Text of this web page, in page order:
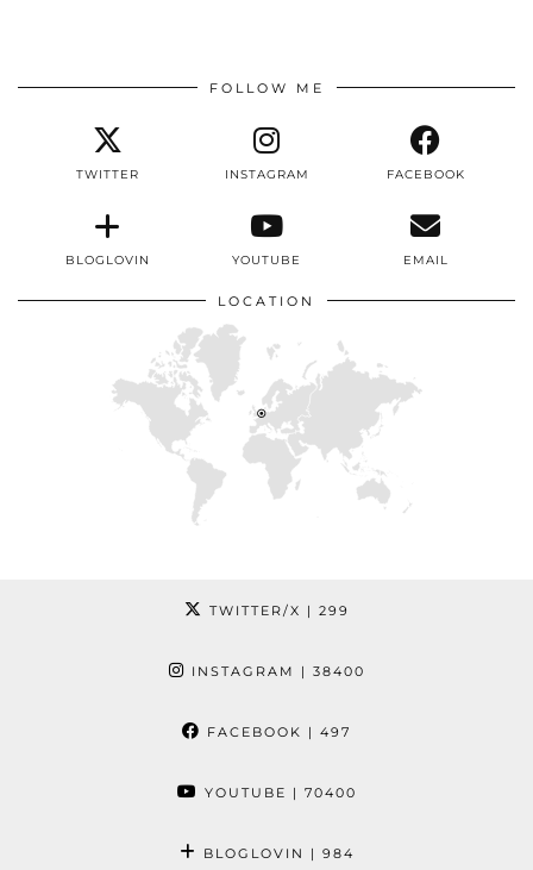
FOLLOW ME
TWITTER INSTAGRAM FACEBOOK
BLOGLOVIN YOUTUBE EMAIL
LOCATION
TWITTER/X | 299
INSTAGRAM | 38400
FACEBOOK | 497
YOUTUBE | 70400
BLOGLOVIN | 984